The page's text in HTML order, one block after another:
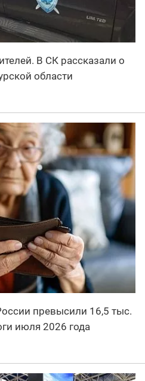
В СК рассказали о
области
превысили 16,5 тыс.
июля 2026 года